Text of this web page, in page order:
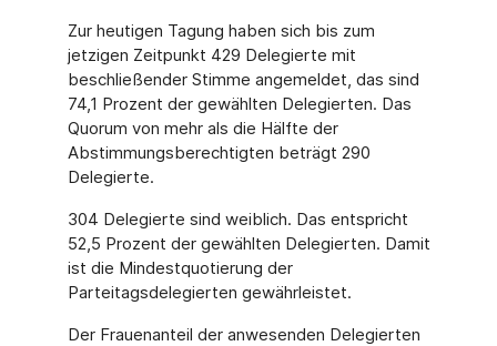
Zur heutigen Tagung haben sich bis zum
jetzigen Zeitpunkt 429 Delegierte mit
beschließender Stimme angemeldet, das sind
74,1 Prozent der gewählten Delegierten. Das
Quorum von mehr als die Hälfte der
Abstimmungsberechtigten beträgt 290
Delegierte.
304 Delegierte sind weiblich. Das entspricht
52,5 Prozent der gewählten Delegierten. Damit
ist die Mindestquotierung der
Parteitagsdelegierten gewährleistet.
Der Frauenanteil der anwesenden Delegierten